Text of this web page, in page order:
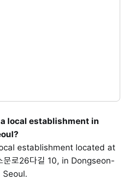
local establishment in
establishment located at
문로26다길 10, in Dongseon-